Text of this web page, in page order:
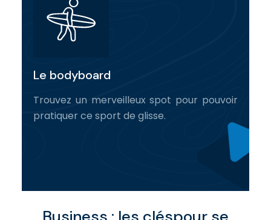
Le bodyboard
Trouvez un merveilleux spot pour pouvoir
pratiquer ce sport de glisse.